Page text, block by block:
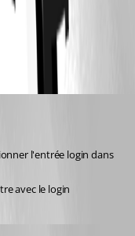
l'entrée login dans
avec le login